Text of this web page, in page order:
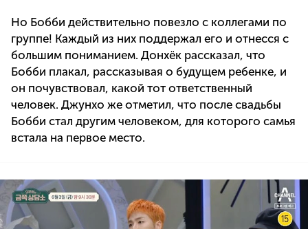
Но Бобби действительно повезло с коллегами по
группе! Каждый из них поддержал его и отнесся с
большим пониманием. Донхёк рассказал, что
Бобби плакал, рассказывая о будущем ребенке, и
он почувствовал, какой тот ответственный
человек. Джунхо же отметил, что после свадьбы
Бобби стал другим человеком, для которого самья
встала на первое место.